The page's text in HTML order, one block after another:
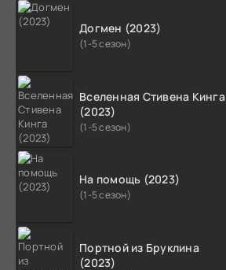
Догмен (2023)
(1-5 сезон)
Вселенная Стивена Кинга
(2023)
(1-5 сезон)
На помощь (2023)
(1-5 сезон)
Портной из Бруклина
(2023)